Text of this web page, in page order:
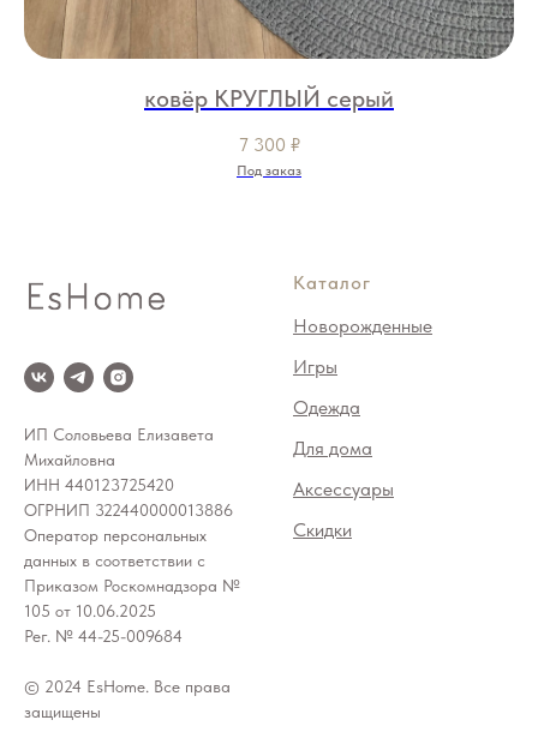
ковёр КРУГЛЫЙ серый
7 300 ₽
Под заказ
ИП Соловьева Елизавета
Михайловна
ИНН 440123725420
ОГРНИП 322440000013886
Оператор персональных
данных в соответствии с
Приказом Роскомнадзора №
105 от 10.06.2025
Рег. № 44-25-009684
© 2024 EsHome. Все права
защищены
Каталог
Новорожденные
Игры
Одежда
Для дома
Аксессуары
Скидки